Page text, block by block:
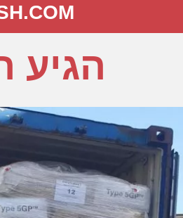
הגיע